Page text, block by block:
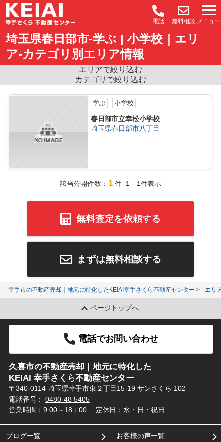
電話 無料相談 メニュー
埼玉県春日部市-学ぶ | 小学校｜エリ
ア-カテゴリ別エリア情報
エリアで絞り込む
カテゴリで絞り込む
学ぶ 小学校
春日部市立幸松小学校
埼玉県春日部市八丁目
該当公開件数： 1件 1～1件表示
無料査定を依頼する
まずは無料相談する
幸手市の不動産売却｜地元に特化したKEIAI幸手さくら不動産センター エリ
ページトップへ
電話でお問い合わせ
久喜市の不動産売却｜地元に特化した
KEIAI 幸手さくら不動産センター
〒340-0114 埼玉県幸手市東２丁目15-19 サンさくら 102
電話番号： 0480-48-5405
営業時間：9:00～18：00
定休日：水・日・祝日
ブログ一覧 お客様の声一覧